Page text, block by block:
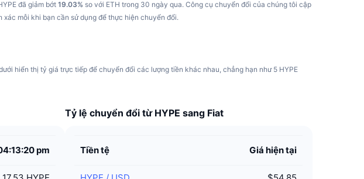
đã giảm bớt 19.03% so với ETH trong 30 ngày qua. Công cụ chuyển đổi của chúng tôi cập
mỗi khi bạn cần sử dụng để thực hiện chuyển đổi.
hiển thị tỷ giá trực tiếp để chuyển đổi các lượng tiền khác nhau, chẳng hạn như 5 HYPE
pm
Tỷ lệ chuyển đổi từ HYPE sang Fiat
Tiền tệ Giá hiện tại